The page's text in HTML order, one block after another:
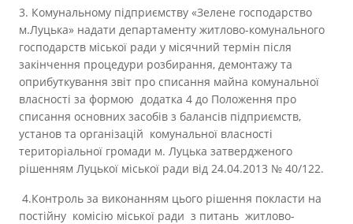
3. Комунальному підприємству «Зелене господарство
м.Луцька» надати департаменту житлово-комунального
господарств міської ради у місячний термін після
закінчення процедури розбирання, демонтажу та
оприбуткування звіт про списання майна комунальної
власності за формою додатка 4 до Положення про
списання основних засобів з балансів підприємств,
установ та організацій комунальної власності
територіальної громади м. Луцька затвердженого
рішенням Луцької міської ради від 24.04.2013 № 40/122.
4.Контроль за виконанням цього рішення покласти на
постійну комісію міської ради з питань житлово-